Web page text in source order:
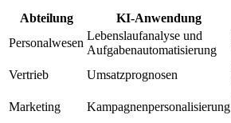
Abteilung KI-Anwendung
Personalwesen
Lebenslaufanalyse und
Aufgabenautomatisierung
Vertrieb
Umsatzprognosen
Marketing
Kampagnenpersonalisierung